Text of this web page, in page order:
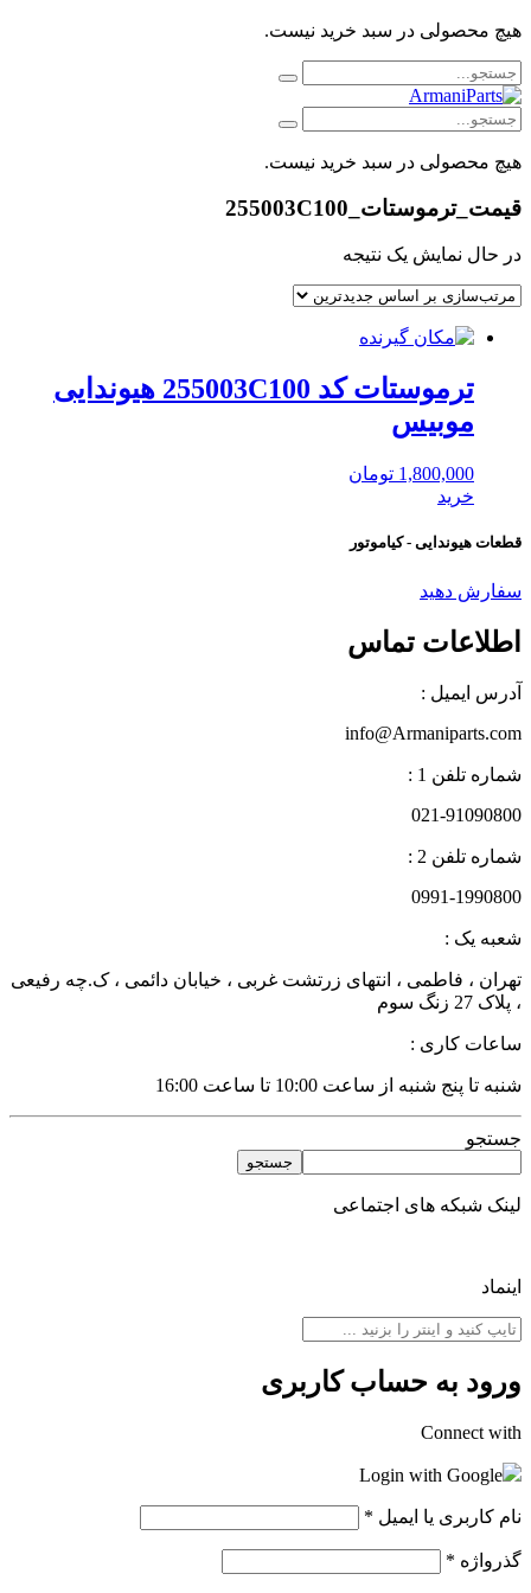
هیچ محصولی در سبد خرید نیست.
هیچ محصولی در سبد خرید نیست.
قیمت_ترموستات_255003C100
در حال نمایش یک نتیجه
ترموستات کد 255003C100 هیوندایی
موبیس
1,800,000 تومان
خرید
قطعات هیوندایی - کیاموتور
سفارش دهید
اطلاعات تماس
آدرس ایمیل :
info@Armaniparts.com
شماره تلفن 1 :
021-91090800
شماره تلفن 2 :
0991-1990800
شعبه یک :
تهران ، فاطمی ، انتهای زرتشت غربی ، خیابان دائمی ، ک.چه رفیعی
، پلاک 27 زنگ سوم
ساعات کاری :
شنبه تا پنج شنبه از ساعت 10:00 تا ساعت 16:00
جستجو
جستجو
لینک شبکه های اجتماعی
اینماد
ورود به حساب کاربری
Connect with
Login with Google
نام کاربری یا ایمیل *
گذرواژه *